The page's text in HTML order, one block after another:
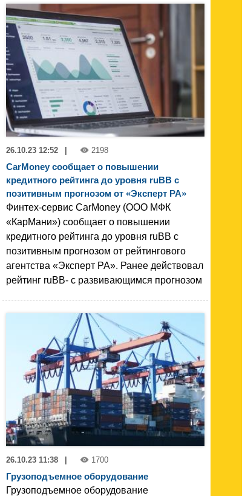
26.10.23 12:52 2198
CarMoney сообщает о повышении
кредитного рейтинга до уровня ruBB с
позитивным прогнозом от «Эксперт РА»
Финтех-сервис CarMoney (ООО МФК
«КарМани») сообщает о повышении
кредитного рейтинга до уровня ruBB с
позитивным прогнозом от рейтингового
агентства «Эксперт РА». Ранее действовал
рейтинг ruBB- с развивающимся прогнозом
26.10.23 11:38 1700
Грузоподъемное оборудование
Грузоподъемное оборудование